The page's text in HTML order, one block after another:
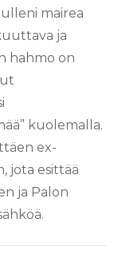
mairea
ja
hahmo on
kuolemalla.
ex-
jota esittää
ja Palon